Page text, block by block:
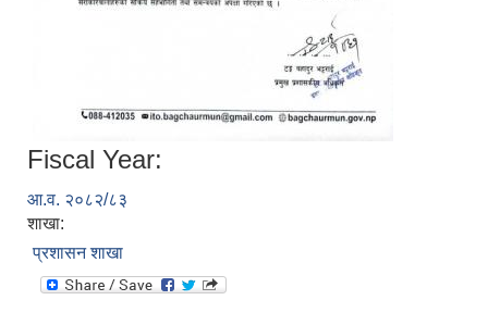
Fiscal Year:
आ.व. २०८२/८३
शाखा:
प्रशासन शाखा